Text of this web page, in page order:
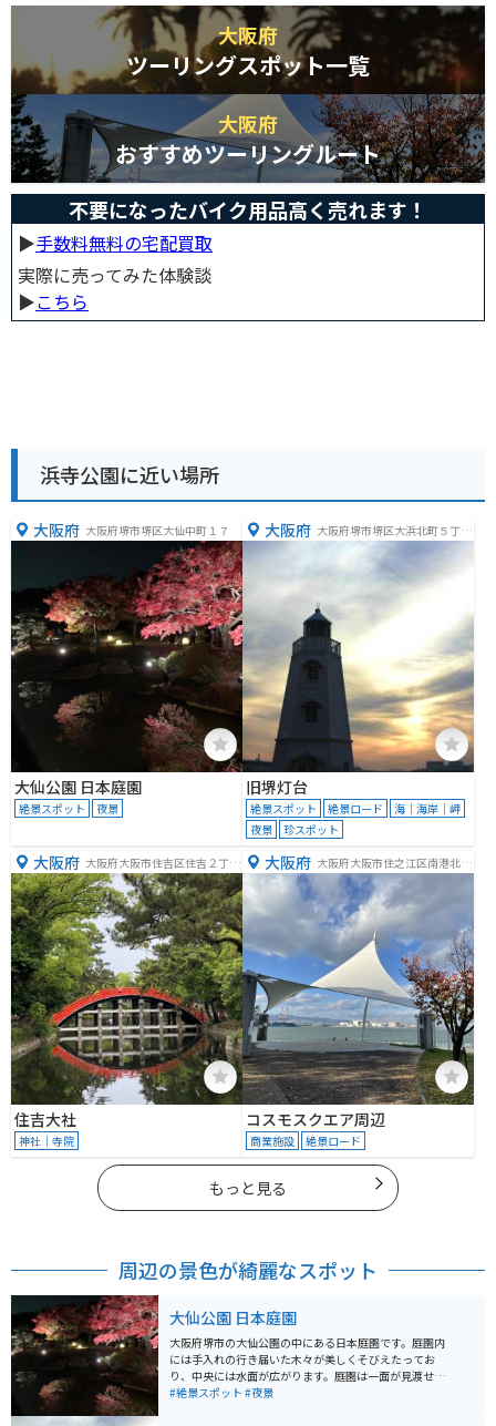
大阪府
ツーリングスポット一覧
大阪府
おすすめツーリングルート
不要になったバイク用品高く売れます！
▶︎手数料無料の宅配買取
実際に売ってみた体験談
▶︎こちら
浜寺公園に近い場所
大阪府 大阪府堺市堺区大仙中町１７
大仙公園 日本庭園
絶景スポット 夜景
大阪府 大阪府堺市堺区大浜北町５丁１
旧堺灯台
絶景スポット 絶景ロード
海｜海岸｜岬
夜景
珍スポット
大阪府 大阪府大阪市住吉区住吉２丁目
９−８９
住吉大社
神社｜寺院
大阪府 大阪府大阪市住之江区南港北２
丁目１−１０
コスモスクエア周辺
商業施設 絶景ロード
もっと見る
周辺の景色が綺麗なスポット
大仙公園 日本庭園
大阪府堺市の大仙公園の中にある日本庭園です。庭園内
には手入れの行き届いた木々が美しくそびえたってお
り、中央には水面が広がります。庭園は一面が見渡せ、
程よく落ち着く広さになっています。紅葉の時期の訪問
#絶景スポット #夜景